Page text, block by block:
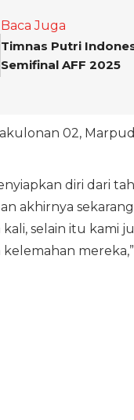
Baca Juga
Timnas Putri
Semifinal AFF 2025
02,
diri dari
akhirnya
selain itu kami